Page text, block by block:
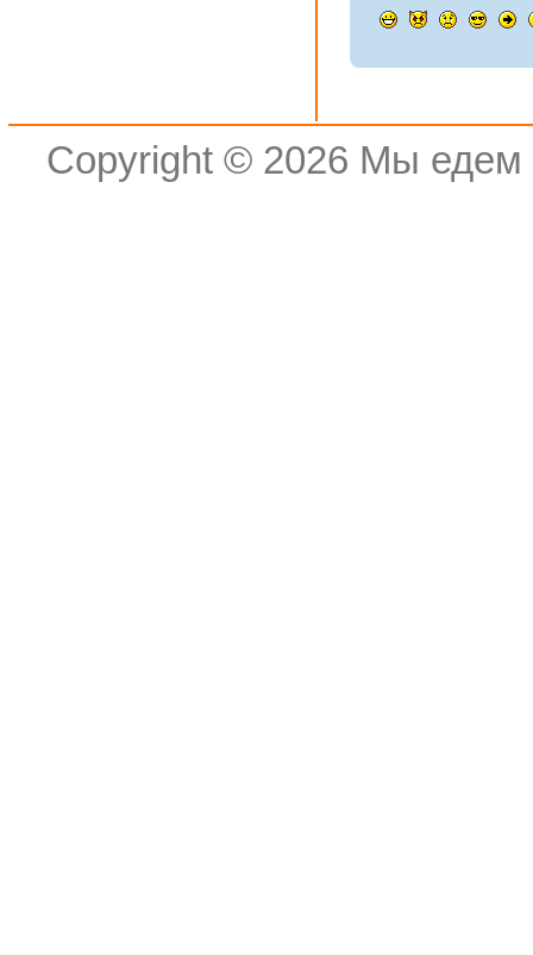
Copyright © 2026 Мы едем